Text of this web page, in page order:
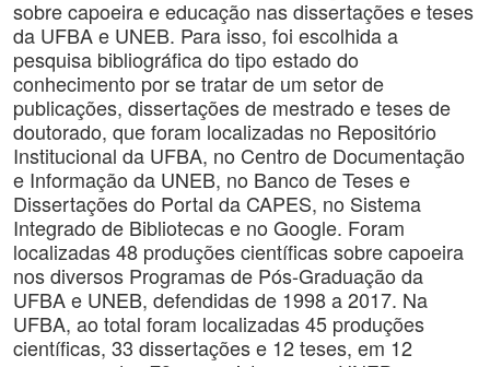
sobre capoeira e educação nas dissertações e teses
da UFBA e UNEB. Para isso, foi escolhida a
pesquisa bibliográfica do tipo estado do
conhecimento por se tratar de um setor de
publicações, dissertações de mestrado e teses de
doutorado, que foram localizadas no Repositório
Institucional da UFBA, no Centro de Documentação
e Informação da UNEB, no Banco de Teses e
Dissertações do Portal da CAPES, no Sistema
Integrado de Bibliotecas e no Google. Foram
localizadas 48 produções científicas sobre capoeira
nos diversos Programas de Pós-Graduação da
UFBA e UNEB, defendidas de 1998 a 2017. Na
UFBA, ao total foram localizadas 45 produções
científicas, 33 dissertações e 12 teses, em 12